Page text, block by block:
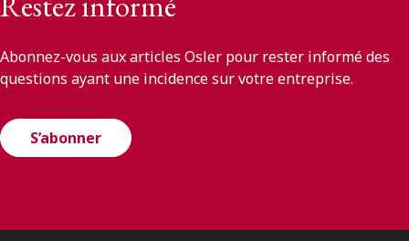
Abonnez-vous aux articles Osler pour rester informé des
questions ayant une incidence sur votre entreprise.
S’abonner